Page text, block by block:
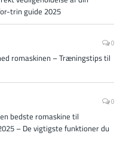
trin guide 2025
0
romaskinen – Træningstips til
0
bedste romaskine til
– De vigtigste funktioner du